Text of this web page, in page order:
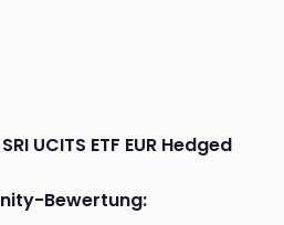
UCITS ETF EUR Hedged
Bewertung: